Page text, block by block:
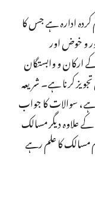
ادارہ ہے جس کا
و خوض اور
ارکان و وابستگان
کرنا ہے۔ شریعہ
سوالات کا جواب
علاوہ دیگر مسالک
مسالک کا علم رہے